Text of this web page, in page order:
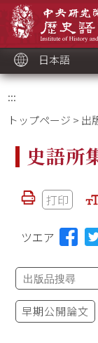
ッ
ク
日本語
:::
トップページ > 出
史語所
打印
ツエア
早期公開論文